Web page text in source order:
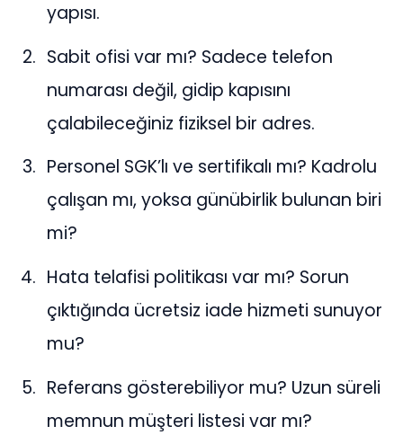
yapısı.
Sabit ofisi var mı? Sadece telefon
numarası değil, gidip kapısını
çalabileceğiniz fiziksel bir adres.
Personel SGK’lı ve sertifikalı mı? Kadrolu
çalışan mı, yoksa günübirlik bulunan biri
mi?
Hata telafisi politikası var mı? Sorun
çıktığında ücretsiz iade hizmeti sunuyor
mu?
Referans gösterebiliyor mu? Uzun süreli
memnun müşteri listesi var mı?